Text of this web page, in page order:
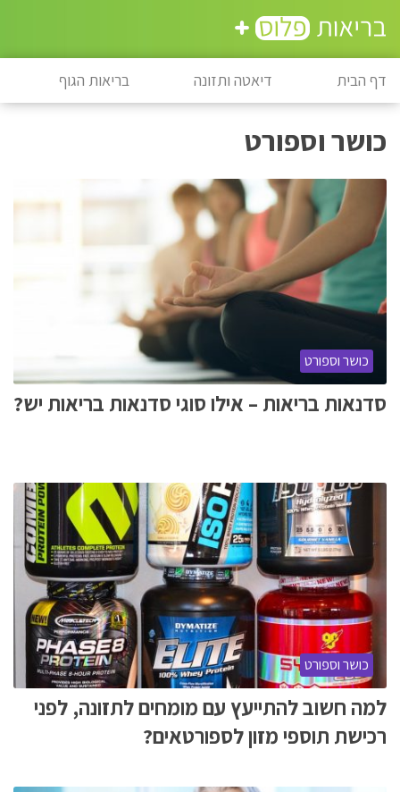
דף הבית דיאטה ותזונה בריאות הגוף
כושר וספורט
כושר וספורט
סדנאות בריאות – אילו סוגי סדנאות בריאות יש?
כושר וספורט
למה חשוב להתייעץ עם מומחים לתזונה, לפני
רכישת תוספי מזון לספורטאים?